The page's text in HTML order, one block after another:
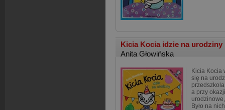
Kicia Kocia idzie na urodziny
Anita Głowińska
Kicia Kocia
się na
a przy
Było na